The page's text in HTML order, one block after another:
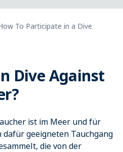
To Participate in a Dive
Dive Against
ist im Meer und für
dafür geeigneten Tauchgang
die von der